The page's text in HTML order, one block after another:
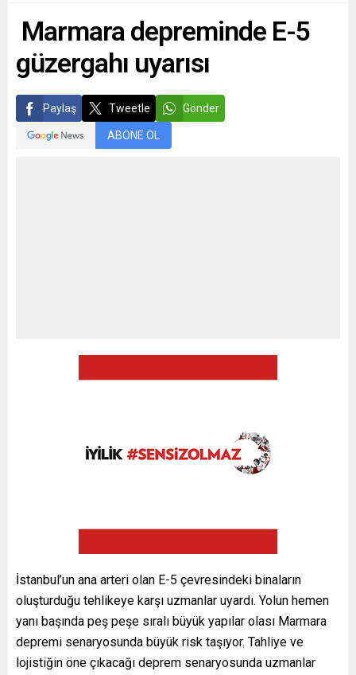
Marmara depreminde E-5
güzergahı uyarısı
Paylaş Tweetle Gönder
ABONE OL
İstanbul’un ana arteri olan E-5 çevresindeki binaların
oluşturduğu tehlikeye karşı uzmanlar uyardı. Yolun hemen
yanı başında peş peşe sıralı büyük yapılar olası Marmara
depremi senaryosunda büyük risk taşıyor. Tahliye ve
lojistiğin öne çıkacağı deprem senaryosunda uzmanlar